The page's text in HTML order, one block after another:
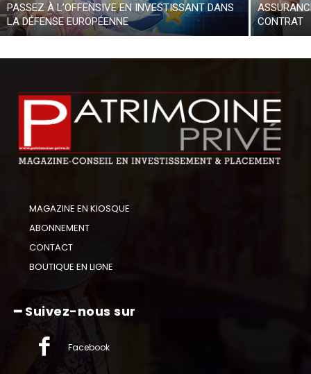
PASSEZ À L’OFFENSIVE EN INVESTISSANT DANS
LA DÉFENSE EUROPÉENNE
CONTRAT
MAGAZINE EN KIOSQUE
ABONNEMENT
CONTACT
BOUTIQUE EN LIGNE
━ Suivez-nous sur
Facebook